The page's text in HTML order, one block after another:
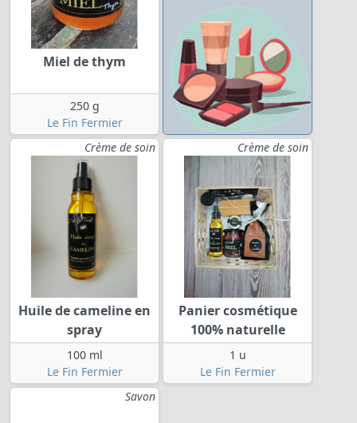
Miel de thym
250 g
Le Fin Fermier
Crème de soin
Huile de cameline en
spray
100 ml
Le Fin Fermier
Crème de soin
Panier cosmétique
100% naturelle
1 u
Le Fin Fermier
Savon